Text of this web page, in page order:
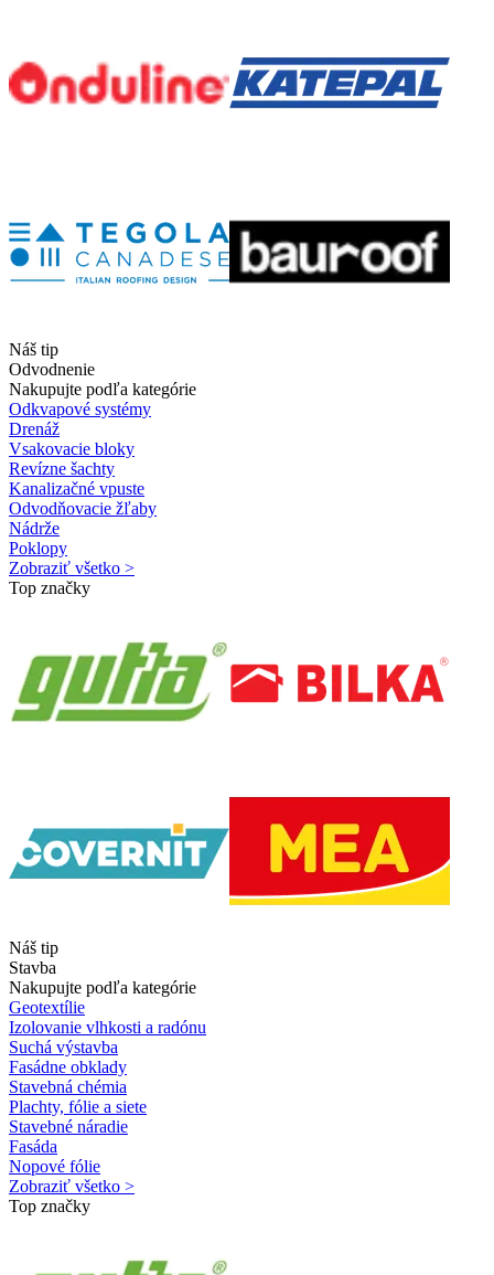
Náš tip
Odvodnenie
Nakupujte podľa kategórie
Odkvapové systémy
Drenáž
Vsakovacie bloky
Revízne šachty
Kanalizačné vpuste
Odvodňovacie žľaby
Nádrže
Poklopy
Zobraziť všetko >
Top značky
Náš tip
Stavba
Nakupujte podľa kategórie
Geotextílie
Izolovanie vlhkosti a radónu
Suchá výstavba
Fasádne obklady
Stavebná chémia
Plachty, fólie a siete
Stavebné náradie
Fasáda
Nopové fólie
Zobraziť všetko >
Top značky